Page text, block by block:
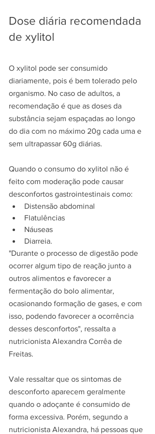
Dose diária recomendada
de xylitol
O xylitol pode ser consumido
diariamente, pois é bem tolerado pelo
organismo. No caso de adultos, a
recomendação é que as doses da
substância sejam espaçadas ao longo
do dia com no máximo 20g cada uma e
sem ultrapassar 60g diárias.
Quando o consumo do xylitol não é
feito com moderação pode causar
desconfortos gastrointestinais como:
Distensão abdominal
Flatulências
Náuseas
Diarreia.
"Durante o processo de digestão pode
ocorrer algum tipo de reação junto a
outros alimentos e favorecer a
fermentação do bolo alimentar,
ocasionando formação de gases, e com
isso, podendo favorecer a ocorrência
desses desconfortos", ressalta a
nutricionista Alexandra Corrêa de
Freitas.
Vale ressaltar que os sintomas de
desconforto aparecem geralmente
quando o adoçante é consumido de
forma excessiva. Porém, segundo a
nutricionista Alexandra, há pessoas que